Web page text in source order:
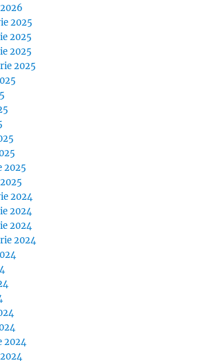
2025
2025
2025
2025
2025
2024
2024
2024
2024
2024